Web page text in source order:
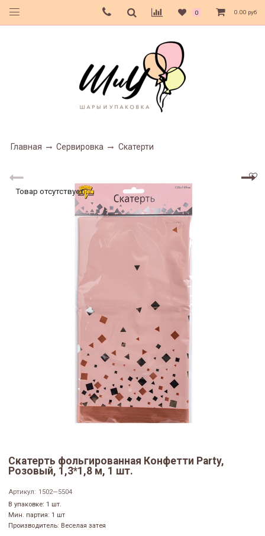
0 0.00 руб
Главная Сервировка Скатерти
Товар отсутствует
Скатерть фольгированная Конфетти Party,
Розовый, 1,3*1,8 м, 1 шт.
Артикул: 1502—5504
В упаковке: 1 шт.
Мин. партия: 1 шт
Производитель: Веселая затея